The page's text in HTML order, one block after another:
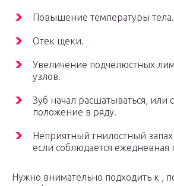
Повышение температуры тела.
Отек щеки.
Увеличение подчелюстных
узлов.
Зуб начал расшатываться, или
положение в ряду.
Неприятный гнилостный
если соблюдается ежедневная
Нужно внимательно подходить к ,